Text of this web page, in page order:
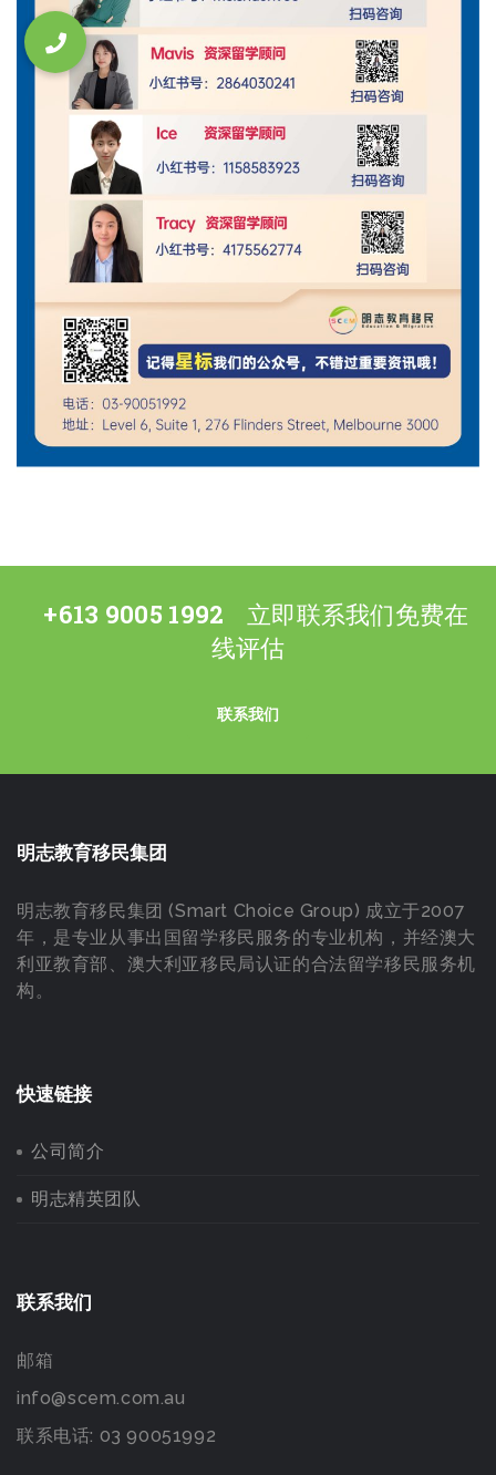
+613 9005 1992
立即联系我们免费在
线评估
联系我们
明志教育移民集团
明志教育移民集团 (Smart Choice Group) 成立于2007
年，是专业从事出国留学移民服务的专业机构，并经澳大
利亚教育部、澳大利亚移民局认证的合法留学移民服务机
构。
快速链接
公司简介
明志精英团队
联系我们
邮箱
info@scem.com.au
联系电话: 03 90051992